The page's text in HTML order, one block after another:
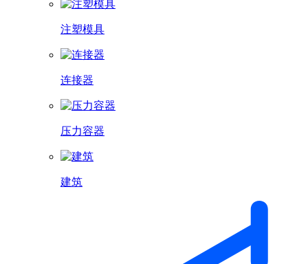
注塑模具
连接器
压力容器
建筑